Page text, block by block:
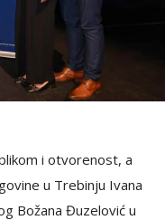
i otvorenost, a
u Trebinju Ivana
Božana Đuzelović u